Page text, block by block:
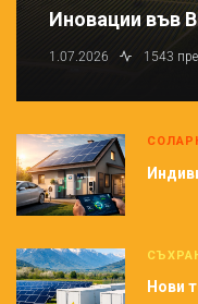
Иновации във
1.07.2026 1543
Нови